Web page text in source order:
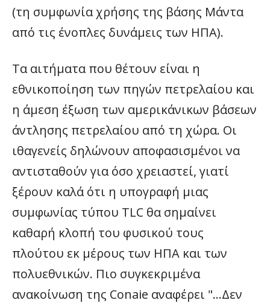
(τη συμφωνία χρήσης της βάσης Μάντα
από τις ένοπλες δυνάμεις των ΗΠΑ).
Τα αιτήματα που θέτουν είναι η
εθνικοποίηση των πηγών πετρελαίου και
η άμεση έξωση των αμερικάνικων βάσεων
άντλησης πετρελαίου από τη χώρα. Οι
ιθαγενείς δηλώνουν αποφασισμένοι να
αντισταθούν για όσο χρειαστεί, γιατί
ξέρουν καλά ότι η υπογραφή μιας
συμφωνίας τύπου TLC θα σημαίνει
καθαρή κλοπή του φυσικού τους
πλούτου εκ μέρους των ΗΠΑ και των
πολυεθνικών. Πιο συγκεκριμένα
ανακοίνωση της Conaie αναφέρει "…Δεν